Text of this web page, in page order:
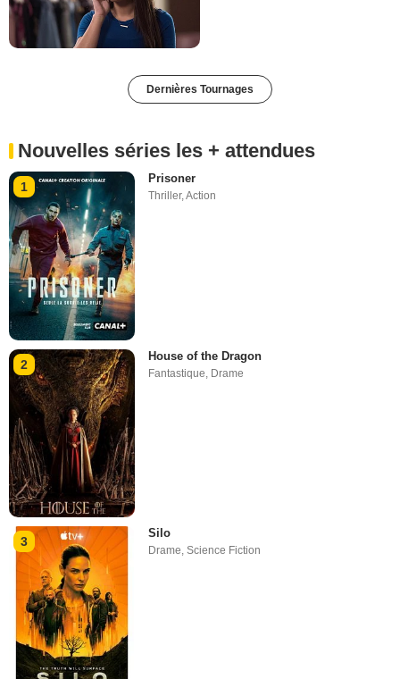
Dernières Tournages
Nouvelles séries les + attendues
1
Prisoner
Thriller,Action
2
House of the Dragon
Fantastique Drame
3
Silo
Drame,Science Fiction